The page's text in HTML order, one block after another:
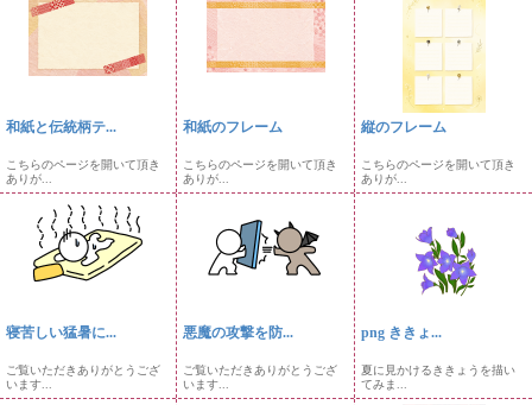
和紙と伝統柄テ...
こちらのページを開いて頂き
ありが...
和紙のフレーム
こちらのページを開いて頂き
ありが...
縦のフレーム
こちらのページを開いて頂き
ありが...
寝苦しい猛暑に...
ご覧いただきありがとうござ
います...
悪魔の攻撃を防...
ご覧いただきありがとうござ
います...
png ききょ...
夏に見かけるききょうを描い
てみま...